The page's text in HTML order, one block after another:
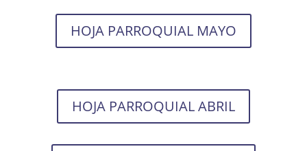
HOJA PARROQUIAL MAYO
HOJA PARROQUIAL ABRIL